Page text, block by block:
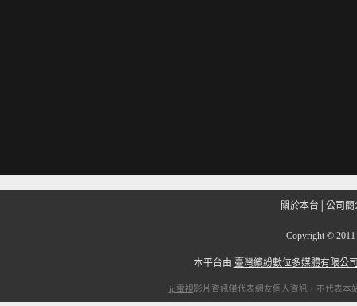
關於本台 公司簡
Copyright ©
本平台由 臺灣繽紛數位多媒體有限公
ip電視影片資訊僅代表網友個人資訊，不代表本